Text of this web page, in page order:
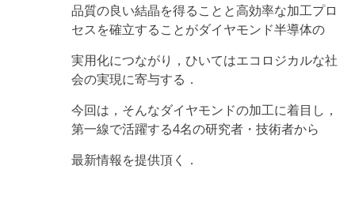
品質の良い結晶を得ることと高効率な加工プロ
セスを確立することがダイヤモンド半導体の
実用化につながり， ひいてはエコロジカルな社
会の実現に寄与する．
今回は，そんなダイヤモンドの加工に着目し，
第一線で活躍する4名の研究者・技術者から
最新情報を提供頂く．